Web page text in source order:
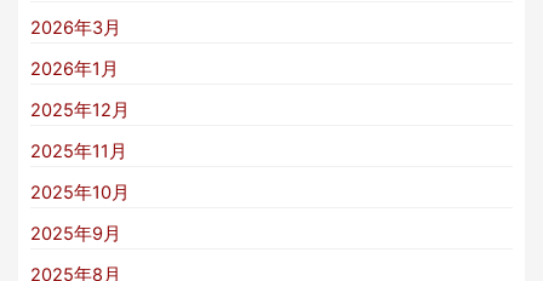
2026年3月
2026年1月
2025年12月
2025年11月
2025年10月
2025年9月
2025年8月